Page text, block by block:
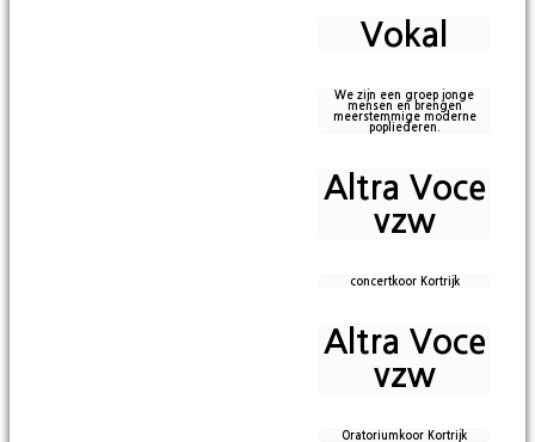
Vokal
We zijn een groep jonge
mensen en brengen
meerstemmige moderne
popliederen.
Altra Voce
vzw
concertkoor Kortrijk
Altra Voce
vzw
Oratoriumkoor Kortrijk